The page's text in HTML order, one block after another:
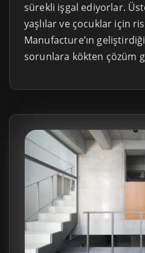
sürekli işgal ediyorlar.
yaşlılar ve çocuklar için
Manufacture’ın
sorunlara kökten çözüm